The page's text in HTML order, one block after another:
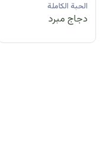
الحبة الكاملة
دجاج مجمد
الحبة الكاملة
دجاج مجمد